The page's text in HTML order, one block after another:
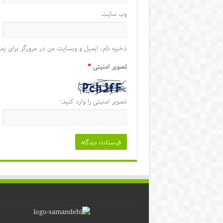
وب‌ سایت
ذخیره نام، ایمیل و وبسایت من در مرورگر برای
تصویر امنیتی*
تصویر امنیتی را وارد کنید: